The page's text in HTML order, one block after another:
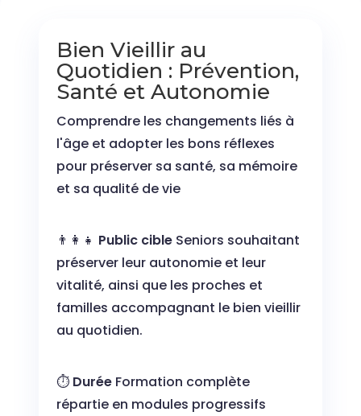
Bien Vieillir au
Quotidien : Prévention,
Santé et Autonomie
Comprendre les changements liés à
l'âge et adopter les bons réflexes
pour préserver sa santé, sa mémoire
et sa qualité de vie
👨‍👩‍👧 Public cible Seniors souhaitant
préserver leur autonomie et leur
vitalité, ainsi que les proches et
familles accompagnant le bien vieillir
au quotidien.
⏱️ Durée Formation complète
répartie en modules progressifs